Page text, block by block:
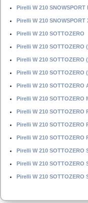
Pirelli W 210 SNOWSPORT
Pirelli W 210 SNOWSPORT
Pirelli W 210 SOTTOZERO
Pirelli W 210 SOTTOZERO
Pirelli W 210 SOTTOZERO
Pirelli W 210 SOTTOZERO
Pirelli W 210 SOTTOZERO
Pirelli W 210 SOTTOZERO
Pirelli W 210 SOTTOZERO
Pirelli W 210 SOTTOZERO
Pirelli W 210 SOTTOZERO
Pirelli W 210 SOTTOZERO
Pirelli W 210 SOTTOZERO
Pirelli W 210 SOTTOZERO